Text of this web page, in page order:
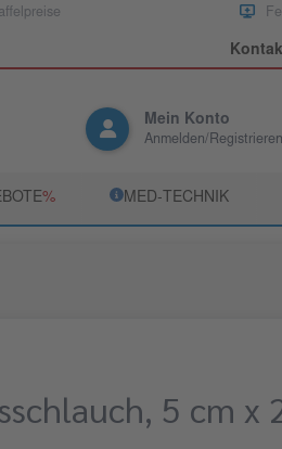
Mein Konto
Anmelden/Registrieren
­% ­MED‑TECHNIK
5 cm x